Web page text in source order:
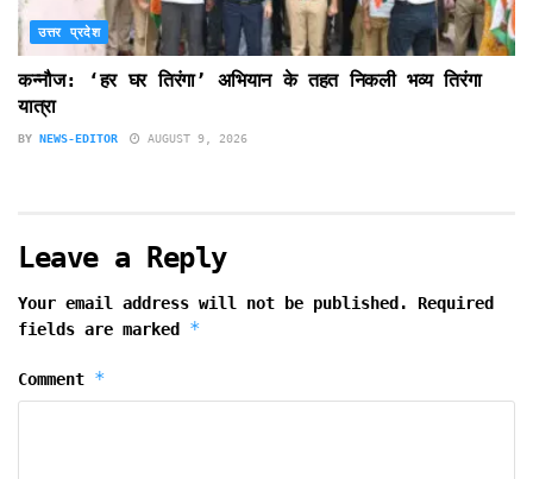
उत्तर प्रदेश
कन्नौज: ‘हर घर तिरंगा’ अभियान के तहत निकली भव्य तिरंगा
यात्रा
BY NEWS-EDITOR AUGUST 9, 2026
Leave a Reply
Your email address will not be published.
Required
fields are marked *
Comment *